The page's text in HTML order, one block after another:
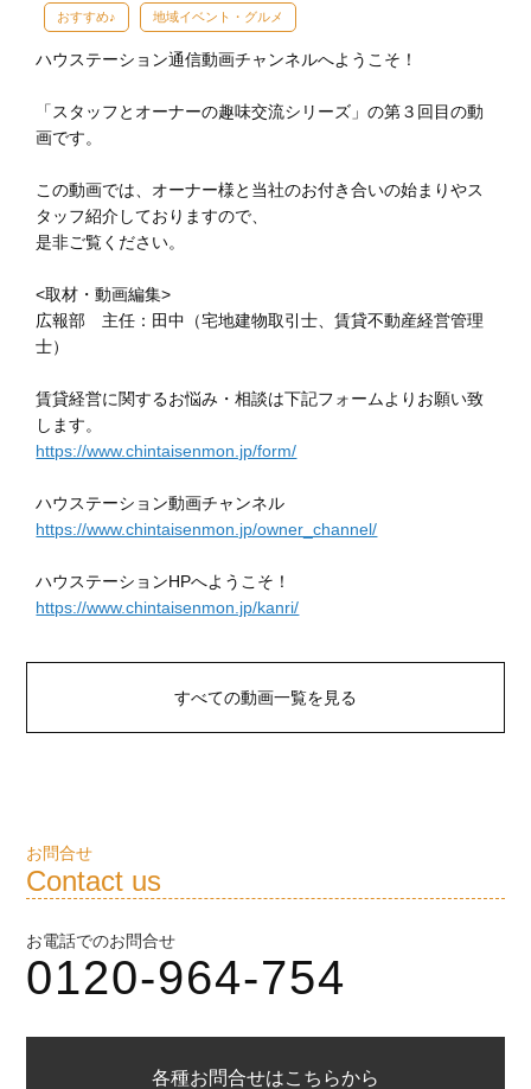
おすすめ♪ 地域イベント・グルメ
ハウステーション通信動画チャンネルへようこそ！
「スタッフとオーナーの趣味交流シリーズ」の第３回目の動
画です。
この動画では、オーナー様と当社のお付き合いの始まりやス
タッフ紹介しておりますので、
是非ご覧ください。
<取材・動画編集>
広報部 主任：田中（宅地建物取引士、賃貸不動産経営管理
士）
賃貸経営に関するお悩み・相談は下記フォームよりお願い致
します。
https://www.chintaisenmon.jp/form/
ハウステーション動画チャンネル
https://www.chintaisenmon.jp/owner_channel/
ハウステーションHPへようこそ！
https://www.chintaisenmon.jp/kanri/
すべての動画一覧を見る
お問合せ
Contact us
お電話でのお問合せ
0120-964-754
各種お問合せはこちらから